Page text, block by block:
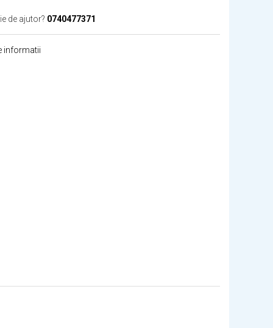
de ajutor? 0740477371
informatii